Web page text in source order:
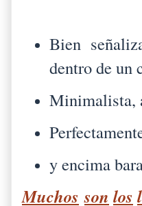
Bien
dentro de un
Minimalista,
y encima
Muchos son los